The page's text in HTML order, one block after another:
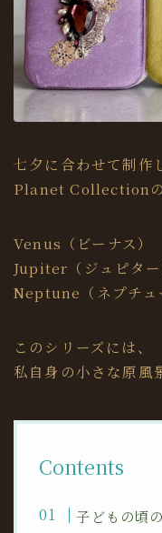
七夕に合わせて制作
Planet Collectionの
Venus（ビーナス）
Jupiter（ジュピター
Neptune（ネプチュ
このシリーズには、
私自身の小さな原風
Contents
子どもの頃